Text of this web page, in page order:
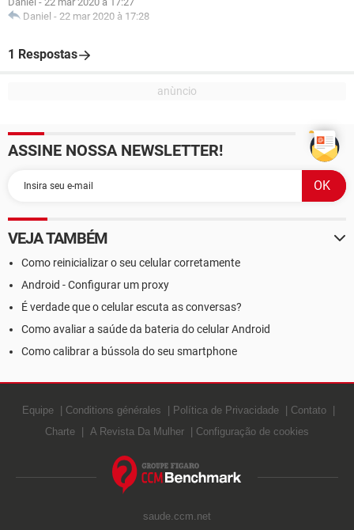
Daniel - 22 mar 2020 à 17:28
1 Respostas
ASSINE NOSSA NEWSLETTER!
VEJA TAMBÉM
Como reinicializar o seu celular corretamente
Android - Configurar um proxy
É verdade que o celular escuta as conversas?
Como avaliar a saúde da bateria do celular Android
Como calibrar a bússola do seu smartphone
Equipe Conditions générales Política de Privacidade
Contato
Charte
A Revista Da Mulher Configuração de cookies
saude.ccm.net